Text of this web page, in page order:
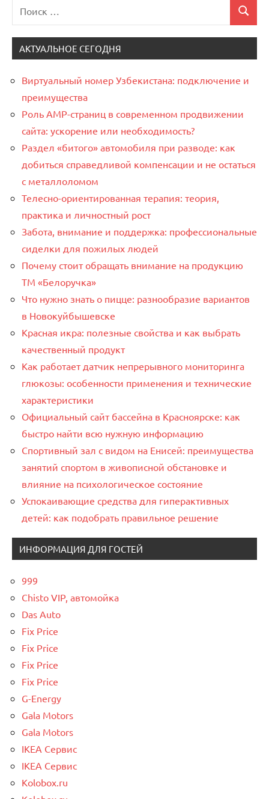
для:
Поиск
АКТУАЛЬНОЕ СЕГОДНЯ
Виртуальный номер Узбекистана: подключение и
преимущества
Роль AMP-страниц в современном продвижении
сайта: ускорение или необходимость?
Раздел «битого» автомобиля при разводе: как
добиться справедливой компенсации и не остаться
с металлоломом
Телесно-ориентированная терапия: теория,
практика и личностный рост
Забота, внимание и поддержка: профессиональные
сиделки для пожилых людей
Почему стоит обращать внимание на продукцию
ТМ «Белоручка»
Что нужно знать о пицце: разнообразие вариантов
в Новокуйбышевске
Красная икра: полезные свойства и как выбрать
качественный продукт
Как работает датчик непрерывного мониторинга
глюкозы: особенности применения и технические
характеристики
Официальный сайт бассейна в Красноярске: как
быстро найти всю нужную информацию
Спортивный зал с видом на Енисей: преимущества
занятий спортом в живописной обстановке и
влияние на психологическое состояние
Успокаивающие средства для гиперактивных
детей: как подобрать правильное решение
ИНФОРМАЦИЯ ДЛЯ ГОСТЕЙ
999
Chisto VIP, автомойка
Das Auto
Fix Price
Fix Price
Fix Price
Fix Price
G-Energy
Gala Motors
Gala Motors
IKEA Сервис
IKEA Сервис
Kolobox.ru